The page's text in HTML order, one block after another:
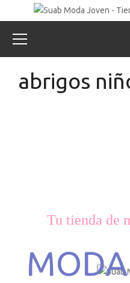
abrigos
Tu tienda de